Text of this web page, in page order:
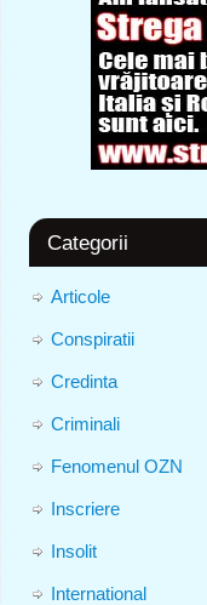
Categorii
Articole
Conspiratii
Credinta
Criminali
Fenomenul OZN
Inscriere
Insolit
International